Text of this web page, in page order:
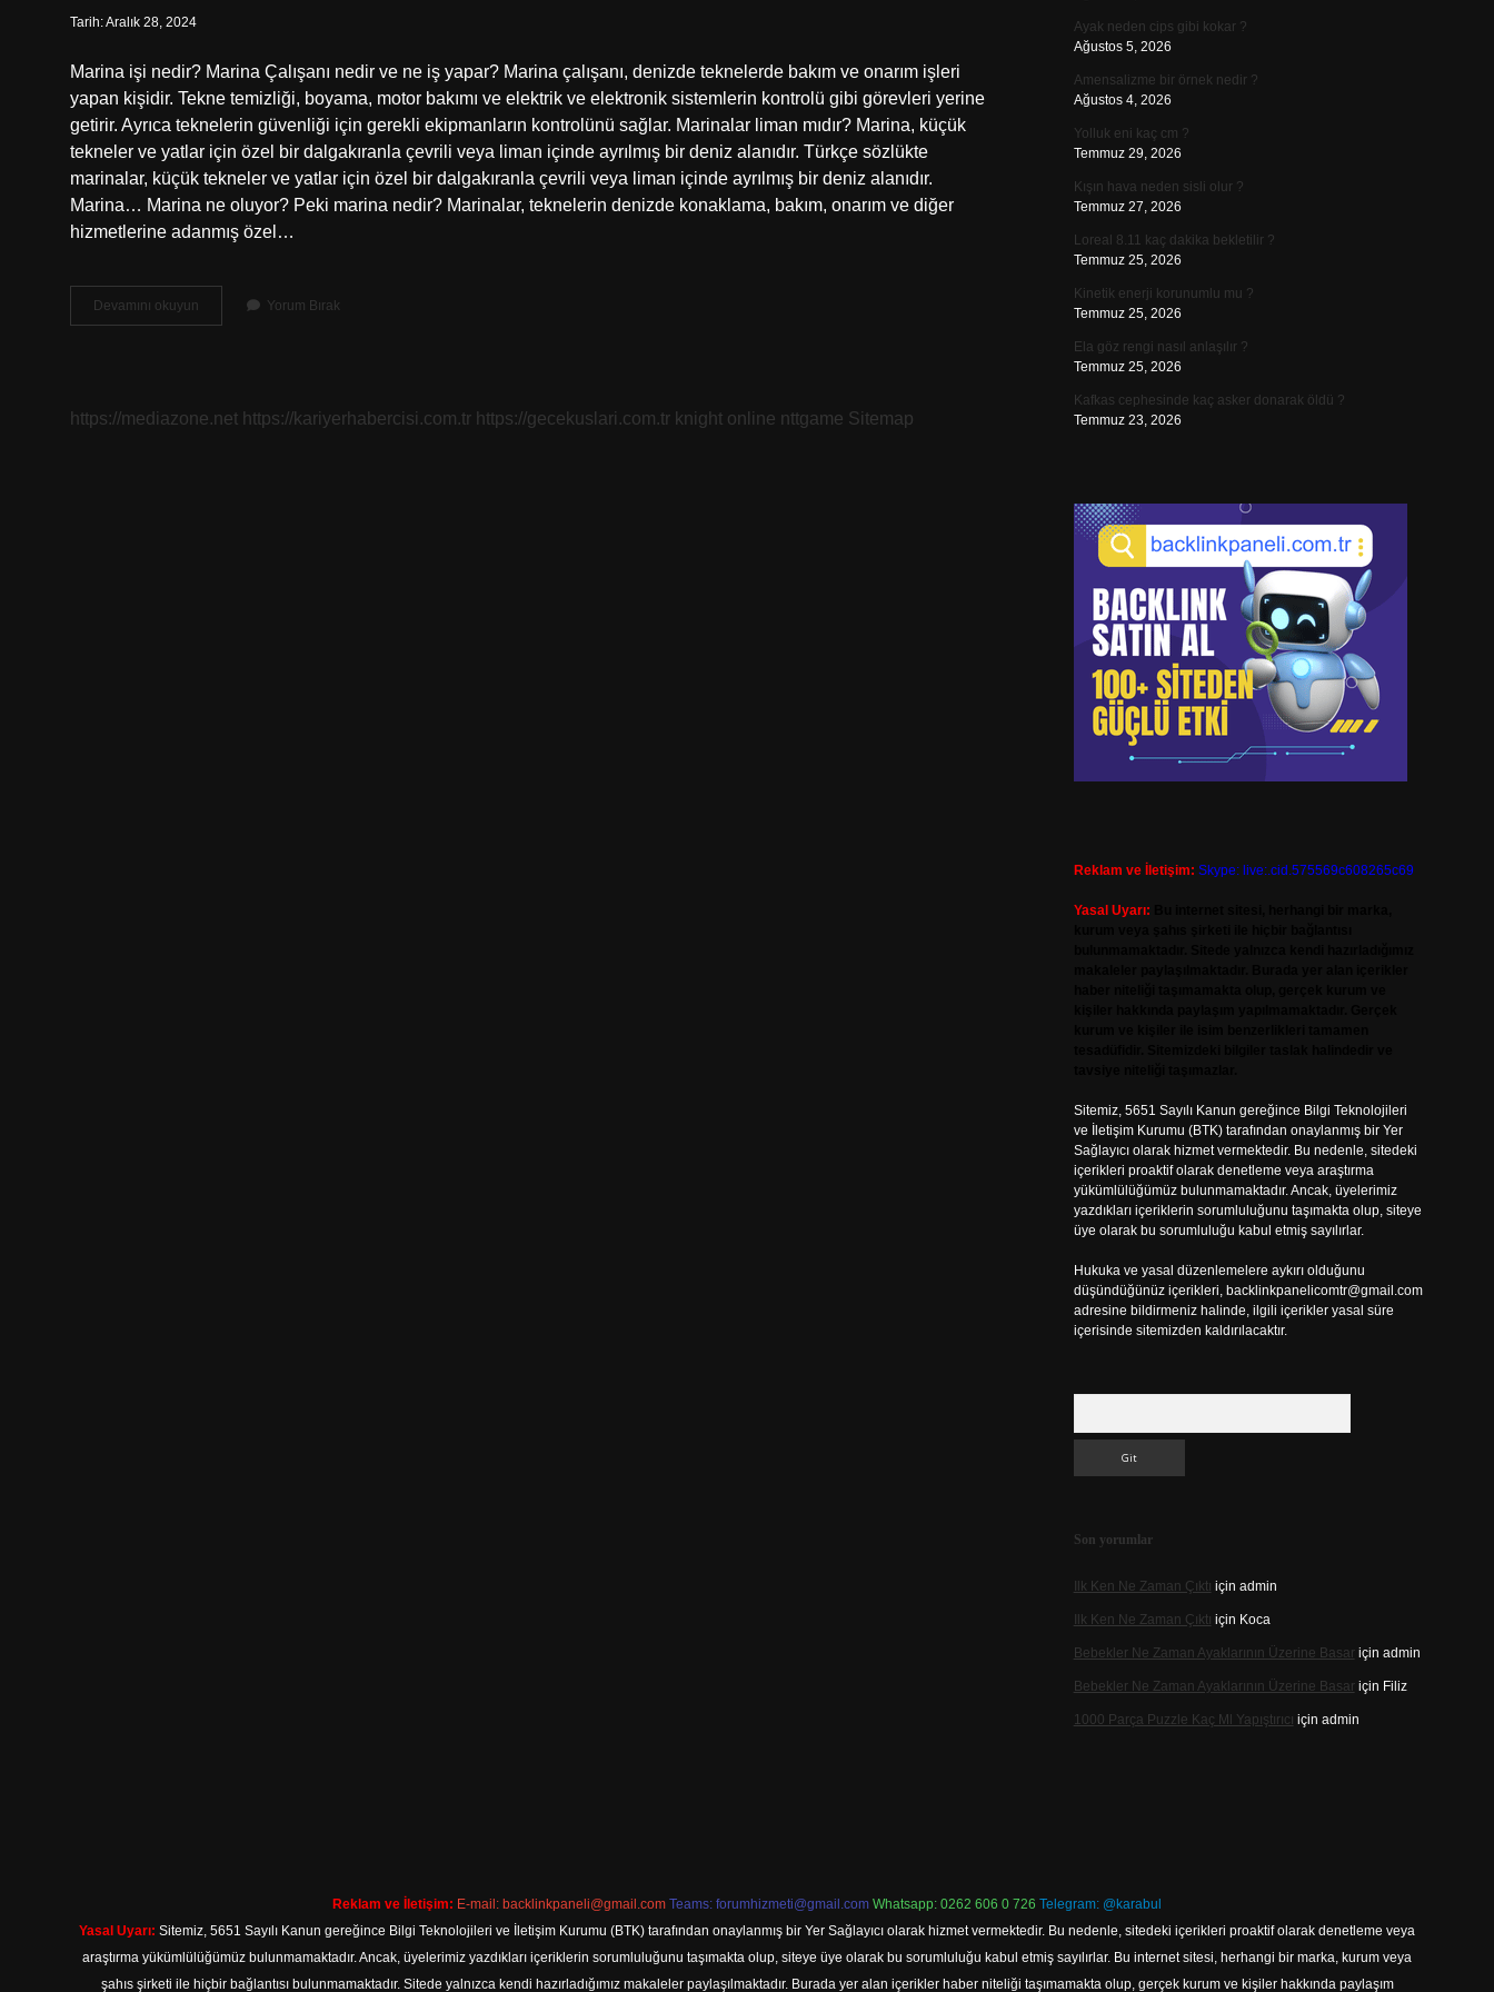
Tarih: Aralık 28, 2024
Marina işi nedir? Marina Çalışanı nedir ve ne iş yapar? Marina çalışanı, denizde teknelerde bakım ve onarım işleri
yapan kişidir. Tekne temizliği, boyama, motor bakımı ve elektrik ve elektronik sistemlerin kontrolü gibi görevleri yerine
getirir. Ayrıca teknelerin güvenliği için gerekli ekipmanların kontrolünü sağlar. Marinalar liman mıdır? Marina, küçük
tekneler ve yatlar için özel bir dalgakıranla çevrili veya liman içinde ayrılmış bir deniz alanıdır. Türkçe sözlükte
marinalar, küçük tekneler ve yatlar için özel bir dalgakıranla çevrili veya liman içinde ayrılmış bir deniz alanıdır.
Marina… Marina ne oluyor? Peki marina nedir? Marinalar, teknelerin denizde konaklama, bakım, onarım ve diğer
hizmetlerine adanmış özel…
Devamını okuyun
Hangi
Yorum Bırak
https://mediazone.net https://kariyerhabercisi.com.tr https://gecekuslari.com.tr knight online nttgame Sitemap
Ayak neden cips gibi kokar ?
Ağustos 5, 2026
Amensalizme bir örnek nedir ?
Ağustos 4, 2026
Yolluk eni kaç cm ?
Temmuz 29, 2026
Kışın hava neden sisli olur ?
Temmuz 27, 2026
Loreal 8.11 kaç dakika bekletilir ?
Temmuz 25, 2026
Kinetik enerji korunumlu mu ?
Temmuz 25, 2026
Ela göz rengi nasıl anlaşılır ?
Temmuz 25, 2026
Kafkas cephesinde kaç asker donarak öldü ?
Temmuz 23, 2026
Reklam ve İletişim: Skype: live:.cid.575569c608265c69
Yasal Uyarı:
Sitemiz, 5651 Sayılı Kanun gereğince Bilgi Teknolojileri
ve İletişim Kurumu (BTK) tarafından onaylanmış bir Yer
Sağlayıcı olarak hizmet vermektedir. Bu nedenle, sitedeki
içerikleri proaktif olarak denetleme veya araştırma
yükümlülüğümüz bulunmamaktadır. Ancak, üyelerimiz
yazdıkları içeriklerin sorumluluğunu taşımakta olup, siteye
üye olarak bu sorumluluğu kabul etmiş sayılırlar.
Hukuka ve yasal düzenlemelere aykırı olduğunu
düşündüğünüz içerikleri, backlinkpanelicomtr@gmail.com
adresine bildirmeniz halinde, ilgili içerikler yasal süre
içerisinde sitemizden kaldırılacaktır.
Son yorumlar
Ilk Ken Ne Zaman Çıktı için admin
Ilk Ken Ne Zaman Çıktı için Koca
Bebekler Ne Zaman Ayaklarının Üzerine Basariçin admin
Bebekler Ne Zaman Ayaklarının Üzerine Basariçin Filiz
1000 Parça Puzzle Kaç Ml Yapıştırıcı için admin
Reklam ve İletişim: E-mail: backlinkpaneli@gmail.com Teams: forumhizmeti@gmail.com Whatsapp: 0262 606 0 726 Telegram: @karabul
Yasal Uyarı: Sitemiz, 5651 Sayılı Kanun gereğince Bilgi Teknolojileri ve İletişim Kurumu (BTK) tarafından onaylanmış bir Yer Sağlayıcı olarak hizmet vermektedir. Bu nedenle, sitedeki içerikleri proaktif olarak denetleme veya
araştırma yükümlülüğümüz bulunmamaktadır. Ancak, üyelerimiz yazdıkları içeriklerin sorumluluğunu taşımakta olup, siteye üye olarak bu sorumluluğu kabul etmiş sayılırlar. Bu internet sitesi, herhangi bir marka, kurum veya
şahıs şirketi ile hiçbir bağlantısı bulunmamaktadır. Sitede yalnızca kendi hazırladığımız makaleler paylaşılmaktadır. Burada yer alan içerikler haber niteliği taşımamakta olup, gerçek kurum ve kişiler hakkında paylaşım